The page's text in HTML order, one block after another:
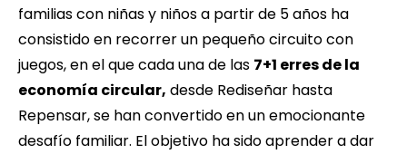
familias con niñas y niños a partir de 5 años ha
consistido en recorrer un pequeño circuito con
juegos, en el que cada una de las 7+1 erres de la
economía circular, desde Rediseñar hasta
Repensar, se han convertido en un emocionante
desafío familiar. El objetivo ha sido aprender a dar